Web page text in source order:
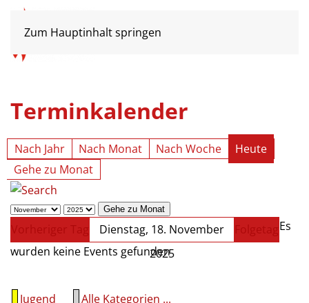
Zum Hauptinhalt springen
Terminkalender
Nach Jahr Nach Monat Nach Woche
Heute
Gehe zu Monat
Gehe zu Monat
Vorheriger Tag
Dienstag, 18. November
2025
FolgetagEs
wurden keine Events gefunden
Jugend Alle Kategorien ...